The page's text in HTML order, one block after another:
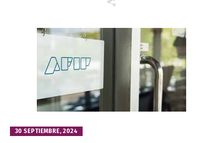
30 SEPTIEMBRE, 2024